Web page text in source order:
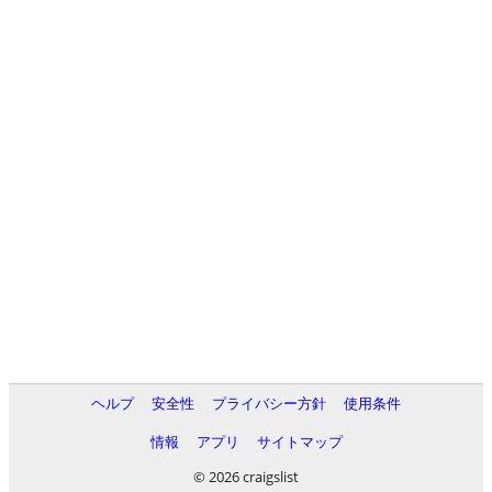
ヘルプ 安全性 プライバシー方針
使用条件
情報
アプリ
サイトマップ
© 2026 craigslist